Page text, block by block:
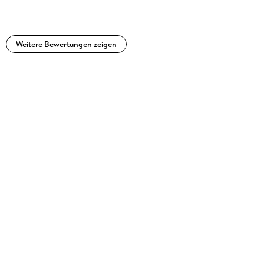
ist schnell gefunden, doch statt für den Familienfrieden zu
sorgen, bringt das Tier ein lang gehütetes Geheimnis ans
Weitere Bewertungen zeigen